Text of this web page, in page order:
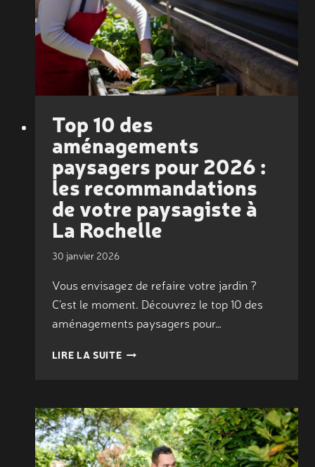
Top 10 des
aménagements
paysagers pour 2026 :
les recommandations
de votre paysagiste à
La Rochelle
30 janvier 2026
Vous envisagez de refaire votre jardin ?
C’est le moment. Découvrez le top 10 des
aménagements paysagers pour…
LIRE LA SUITETOP
PAYSAGERS
POUR
2026
: